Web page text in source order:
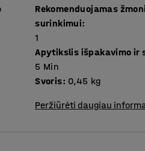
Rekomenduojamas
surinkimui:
1
Apytikslis išpakavimo ir
5 Min
Svoris: 0,45 kg
Peržiūrėti daugiau